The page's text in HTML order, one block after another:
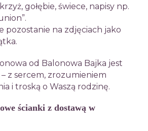
gołębie, świece, napisy np.
pozostanie na zdjęciach jako
od Balonowa Bajka jest
z sercem, zrozumieniem
i troską o Waszą rodzinę.
ścianki z dostawą w